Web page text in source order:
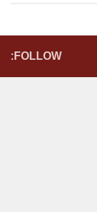
FOLLOW: